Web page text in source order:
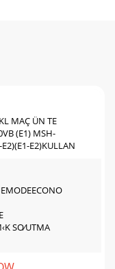
MAÇ ÜN TE
(E1) MSH-
E2)KULLAN
SO⁄UTMA